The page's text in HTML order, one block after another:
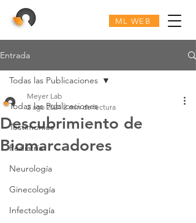
ML WEB
Entrada
Todas las Publicaciones
Testimonios
Pediatría
Neurología
Ginecología
Infectología
Todas las Publicaciones
Descubrimiento de
Biomarcadores
Meyer Lab
2 ago 2024 2 min de lectura